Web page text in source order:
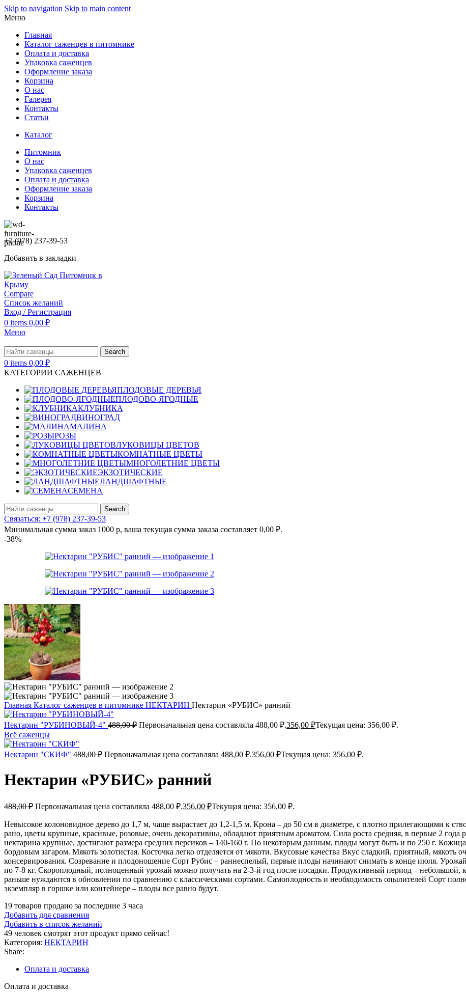
Skip to navigation Skip to main content
Меню
Главная
Каталог саженцев в питомнике
Оплата и доставка
Упаковка саженцев
Оформление заказа
Корзина
О нас
Галерея
Контакты
Статьи
Каталог
Питомник
О нас
Упаковка саженцев
Оплата и доставка
Оформление заказа
Корзина
Контакты
+7 (978) 237-39-53
Добавить в закладки
Compare
Список желаний
Вход / Регистрация
0 items 0,00 ₽
Меню
Search
0 items 0,00 ₽
КАТЕГОРИИ САЖЕНЦЕВ
ПЛОДОВЫЕ ДЕРЕВЬЯ
ПЛОДОВО-ЯГОДНЫЕ
КЛУБНИКА
ВИНОГРАД
МАЛИНА
РОЗЫ
ЛУКОВИЦЫ ЦВЕТОВ
КОМНАТНЫЕ ЦВЕТЫ
МНОГОЛЕТНИЕ ЦВЕТЫ
ЭКЗОТИЧЕСКИЕ
ЛАНДШАФТНЫЕ
СЕМЕНА
Search
Связаться: +7 (978) 237-39-53
Минимальная сумма заказ 1000 р, ваша текущая сумма заказа составляет 0,00 ₽.
-38%
Главная Каталог саженцев в питомнике НЕКТАРИН Нектарин «РУБИС» ранний
Нектарин "РУБИНОВЫЙ-4" 488,00₽ Первоначальная цена составляла 488,00 ₽.356,00 ₽Текущая цена: 356,00 ₽.
Всё саженцы
Нектарин "СКИФ" 488,00₽ Первоначальная цена составляла 488,00 ₽.356,00 ₽Текущая цена: 356,00 ₽.
Нектарин «РУБИС» ранний
488,00₽ Первоначальная цена составляла 488,00 ₽.356,00 ₽Текущая цена: 356,00 ₽.
Невысокое колоновидное дерево до 1,7 м, чаще вырастает до 1,2-1,5 м. Крона – до 50 см в диаметре, с плотно прилегающими к
рано, цветы крупные, красивые, розовые, очень декоративны, обладают приятным ароматом. Сила роста средняя, в первые 2 года
нектарина крупные, достигают размера средних персиков – 140-160 г. По некоторым данным, плоды могут быть и по 250 г.
бордовым загаром. Мякоть золотистая. Косточка легко отделяется от мякоти. Вкусовые качества Вкус сладкий, приятный,
консервирования. Созревание и плодоношение Сорт Рубис – раннеспелый, первые плоды начинают снимать в конце июля.
по 7-8 кг. Скороплодный, полноценный урожай можно получать на 2-3-й год после посадки. Продуктивный период – небольшой,
раньше нуждаются в обновлении по сравнению с классическими сортами. Самоплодность и необходимость опылителей Сорт
экземпляр в горшке или контейнере – плоды все равно будут.
19 товаров продано за последние 3 часа
Добавить для сравнения
Добавить в список желаний
49 человек смотрят этот продукт прямо сейчас!
Категория: НЕКТАРИН
Share:
Оплата и доставка
Оплата и доставка